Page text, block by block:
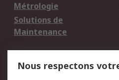
Métrologie
Solutions de
Maintenance
Nous respectons